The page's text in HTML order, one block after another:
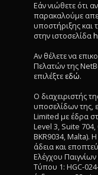
Εάν νιώθετε ότι
παρακαλούμε
υποστήριξης και
στην ιστοσελίδα
Αν θέλετε να
Πελατών της
επιλέξτε εδώ.
Ο διαχειριστής
υποσελίδων της,
Limited με έδρα
Level 3, Suite
BKR9034, Malta).
άδεια και
Ελέγχου
Τύπου 1: HGC-